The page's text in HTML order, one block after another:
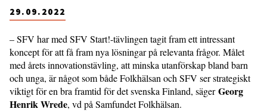
29.09.2022
– SFV har med SFV Start!-tävlingen tagit fram ett intressant
koncept för att få fram nya lösningar på relevanta frågor. Målet
med årets innovationstävling, att minska utanförskap bland barn
och unga, är något som både Folkhälsan och SFV ser strategiskt
viktigt för en bra framtid för det svenska Finland, sägerGeorg
Henrik Wrede, vd på Samfundet Folkhälsan.